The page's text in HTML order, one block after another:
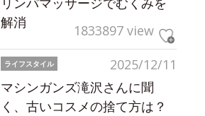
解消
1833897 view
2025/12/11
ライフスタイル
マシンガンズ滝沢さんに聞
く、古いコスメの捨て方は？